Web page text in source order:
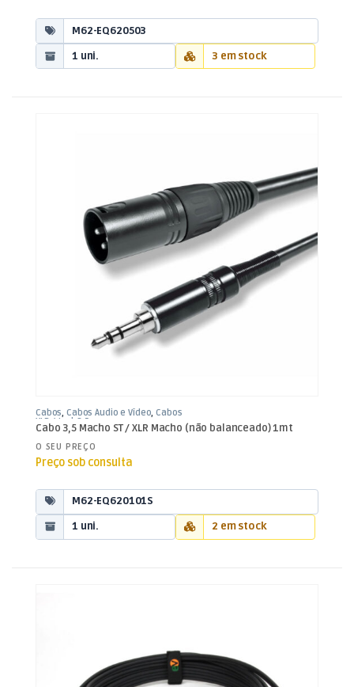
M62-EQ620503
1 uni.
3 em stock
Cabos,Cabos Áudio e Vídeo,Cabos
XLR / Jack 3,5mm
Cabo 3,5 Macho ST / XLR Macho (não balanceado) 1mt
O SEU PREÇO
Preço sob consulta
M62-EQ620101S
1 uni.
2 em stock